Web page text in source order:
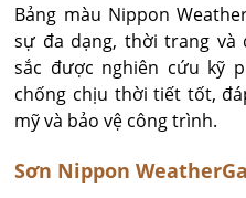
Bảng màu Nippon
sự đa dạng, thời trang
sắc được nghiên cứu kỹ
chống chịu thời tiết tốt,
mỹ và bảo vệ công trình.
Sơn Nippon